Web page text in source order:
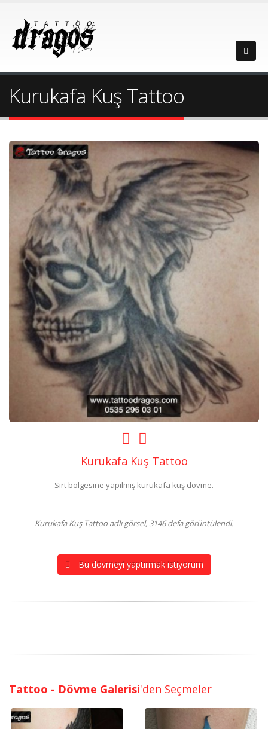
Kurukafa Kuş Tattoo
Kurukafa Kuş Tattoo
Sırt bölgesine yapılmış kurukafa kuş dövme.
Kurukafa Kuş Tattoo adlı görsel, 3146 defa görüntülendi.
Bu dövmeyi yaptırmak istiyorum
Tattoo - Dövme Galerisi'den Seçmeler